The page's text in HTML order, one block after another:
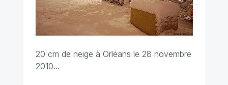
20 cm de neige à Orléans le 28 novembre
2010...